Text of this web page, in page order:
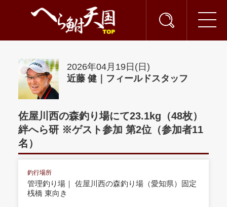
2026年04月19日(日)
近藤 健｜フィールドスタッフ
佐屋川西の森釣り場にて23.1kg（48枚）
絆へら研 ※ゲスト参加 第2位（参加者11
名）
釣行場所
管理釣り場｜ 佐屋川西の森釣り場（愛知県）固定
桟橋 東向き